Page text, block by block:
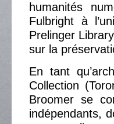
humanités
Fulbright à
Prelinger
sur la
En tant
Collection
Broomer se
indépendants,